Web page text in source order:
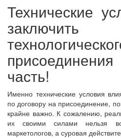
Технические
часть!
Именно технические условия
по договору на присоединение,
крайне важно. К сожалению,
их своими силами нельзя
маркетологов, а суровая